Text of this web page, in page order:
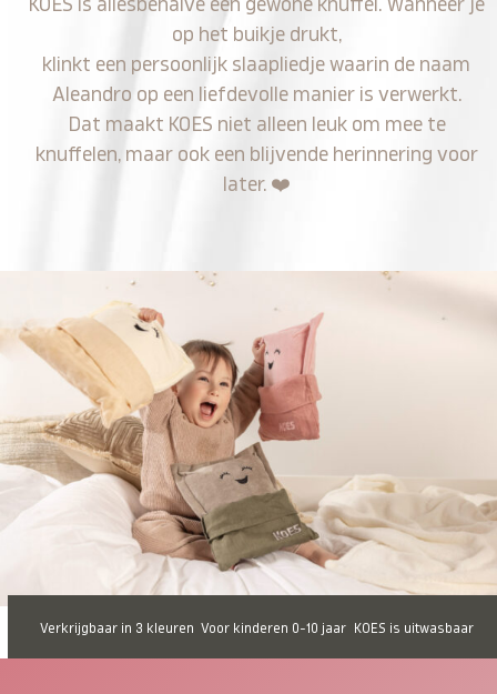
KOES is allesbehalve een gewone knuffel. Wanneer je
op het buikje drukt,
klinkt een persoonlijk slaapliedje waarin de naam
Aleandro op een liefdevolle manier is verwerkt.
Dat maakt KOES niet alleen leuk om mee te
knuffelen, maar ook een blijvende herinnering voor
later. ❤️
Verkrijgbaar in 3 kleuren Voor kinderen 0-10 jaar KOES is uitwasbaar